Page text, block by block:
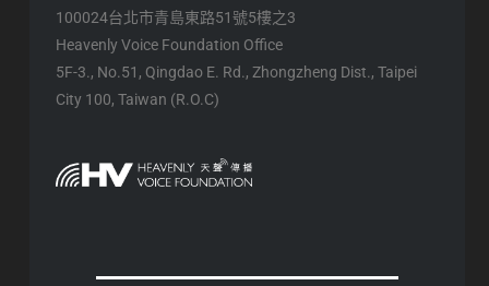
100024台北市青島東路51號5樓之3
Heavenly Voice Foundation Office
5F-3., No.51, Qingdao E. Rd., Zhongzheng Dist., Taipei
City 100, Taiwan (R.O.C)